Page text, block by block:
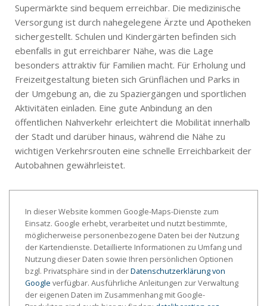
Supermärkte sind bequem erreichbar. Die medizinische
Versorgung ist durch nahegelegene Ärzte und Apotheken
sichergestellt. Schulen und Kindergärten befinden sich
ebenfalls in gut erreichbarer Nähe, was die Lage
besonders attraktiv für Familien macht. Für Erholung und
Freizeitgestaltung bieten sich Grünflächen und Parks in
der Umgebung an, die zu Spaziergängen und sportlichen
Aktivitäten einladen. Eine gute Anbindung an den
öffentlichen Nahverkehr erleichtert die Mobilität innerhalb
der Stadt und darüber hinaus, während die Nähe zu
wichtigen Verkehrsrouten eine schnelle Erreichbarkeit der
Autobahnen gewährleistet.
In dieser Website kommen Google-Maps-Dienste zum
Einsatz. Google erhebt, verarbeitet und nutzt bestimmte,
möglicherweise personenbezogene Daten bei der Nutzung
der Kartendienste. Detaillierte Informationen zu Umfang und
Nutzung dieser Daten sowie Ihren persönlichen Optionen
bzgl. Privatsphäre sind in derDatenschutzerklärung von
Google verfügbar. Ausführliche Anleitungen zur Verwaltung
der eigenen Daten im Zusammenhang mit Google-